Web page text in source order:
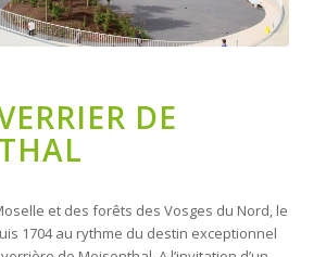
DE
et des forêts des Vosges du Nord, le
1704 au rythme du destin exceptionnel